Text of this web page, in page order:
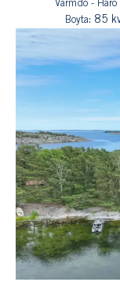
Värmdö -
Boyta: 85